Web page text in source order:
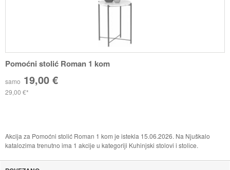
Pomoćni stolić Roman 1 kom
samo 19,00 €
29,00 €
Akcija za Pomoćni stolić Roman 1 kom je istekla 15.06.2026. Na Njuškalo
katalozima trenutno ima 1 akcije u kategoriji Kuhinjski stolovi i stolice.